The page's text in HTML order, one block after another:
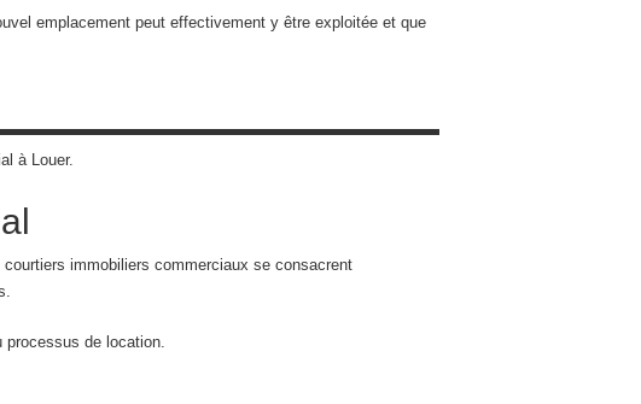
emplacement peut effectivement y être exploitée et que
à Louer.
immobiliers commerciaux se consacrent
processus de location.